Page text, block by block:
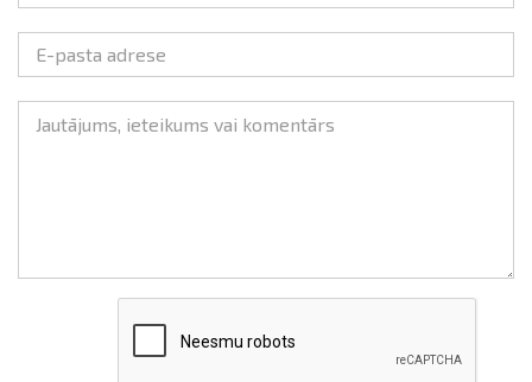
E-pasta adrese
Jautājums, ieteikums vai komentārs